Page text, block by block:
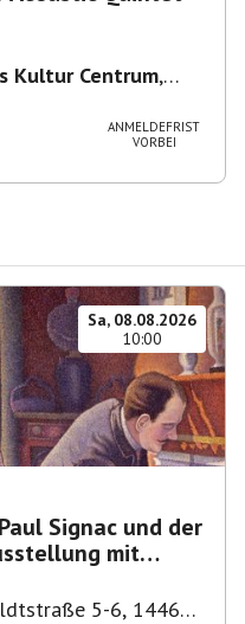
Kultur Centrum,
ANMELDEFRIST
VORBEI
Sa, 08.08.2026
10:00
Signac und der
mit
5-6, 14467